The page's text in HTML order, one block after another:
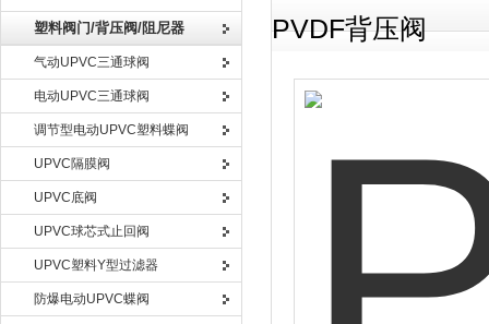
塑料阀门/背压阀/阻尼器
气动UPVC三通球阀
电动UPVC三通球阀
调节型电动UPVC塑料蝶阀
UPVC隔膜阀
UPVC底阀
UPVC球芯式止回阀
UPVC塑料Y型过滤器
防爆电动UPVC蝶阀
PVDF背压阀